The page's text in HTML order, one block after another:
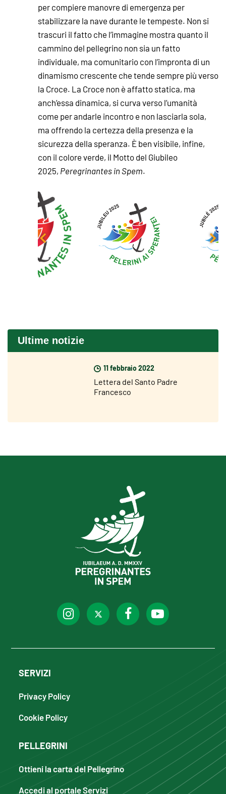
per compiere manovre di emergenza per
stabilizzare la nave durante le tempeste. Non si
trascuri il fatto che l’immagine mostra quanto il
cammino del pellegrino non sia un fatto
individuale, ma comunitario con l’impronta di un
dinamismo crescente che tende sempre più verso
la Croce. La Croce non è affatto statica, ma
anch’essa dinamica, si curva verso l’umanità
come per andarle incontro e non lasciarla sola,
ma offrendo la certezza della presenza e la
sicurezza della speranza. È ben visibile, infine,
con il colore verde, il Motto del Giubileo
2025, Peregrinantes in Spem.
Ultime notizie
11 febbraio 2022
Lettera del Santo Padre
Francesco
SERVIZI
Privacy Policy
Cookie Policy
PELLEGRINI
Ottieni la carta del Pellegrino
Accedi al portale Servizi